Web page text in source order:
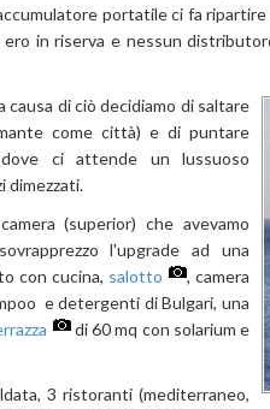
portatile ci fa
in riserva e nessun
di ciò decidiamo di saltare
come città) e di puntare
ci attende un lussuoso
dimezzati.
(superior) che avevamo
l'upgrade ad una
con cucina, salotto
, camera
e detergenti di Bulgari, una
di 60 mq con solarium e
3 ristoranti (mediterraneo,